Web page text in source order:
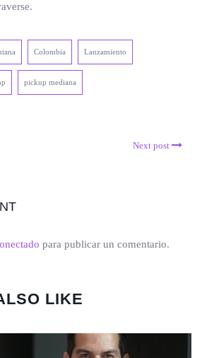
Colombia Lanzamiento
pickup mediana
Next post
para publicar un comentario.
LIKE